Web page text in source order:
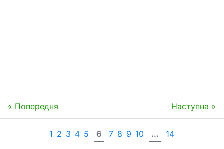
« Попередня Наступна »
1 2 3 4 5 6 7 8 9 10 ... 14